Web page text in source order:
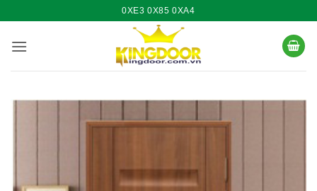
nội
0XE3 0X85 0XA4